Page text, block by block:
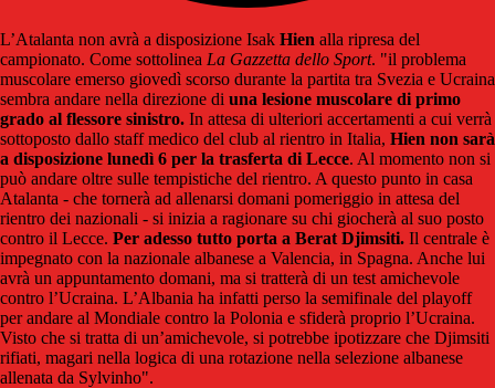
L’Atalanta non avrà a disposizione Isak Hien alla ripresa del
campionato. Come sottolinea La Gazzetta dello Sport. "il problema
muscolare emerso giovedì scorso durante la partita tra Svezia e Ucraina
sembra andare nella direzione di una lesione muscolare di primo
grado al flessore sinistro. In attesa di ulteriori accertamenti a cui verrà
sottoposto dallo staff medico del club al rientro in Italia, Hien non sarà
a disposizione lunedì 6 per la trasferta di Lecce. Al momento non si
può andare oltre sulle tempistiche del rientro. A questo punto in casa
Atalanta - che tornerà ad allenarsi domani pomeriggio in attesa del
rientro dei nazionali - si inizia a ragionare su chi giocherà al suo posto
contro il Lecce. Per adesso tutto porta a Berat Djimsiti. Il centrale è
impegnato con la nazionale albanese a Valencia, in Spagna. Anche lui
avrà un appuntamento domani, ma si tratterà di un test amichevole
contro l’Ucraina. L’Albania ha infatti perso la semifinale del playoff
per andare al Mondiale contro la Polonia e sfiderà proprio l’Ucraina.
Visto che si tratta di un’amichevole, si potrebbe ipotizzare che Djimsiti
rifiati, magari nella logica di una rotazione nella selezione albanese
allenata da Sylvinho".